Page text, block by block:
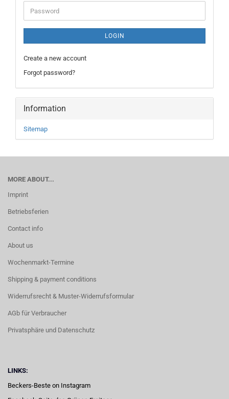
LOGIN
Create a new account
Forgot password?
Information
Sitemap
MORE ABOUT...
Imprint
Betriebsferien
Contact info
About us
Wochenmarkt-Termine
Shipping & payment conditions
Widerrufsrecht & Muster-Widerrufsformular
AGb für Verbraucher
Privatsphäre und Datenschutz
LINKS:
Beckers-Beste on Instagram